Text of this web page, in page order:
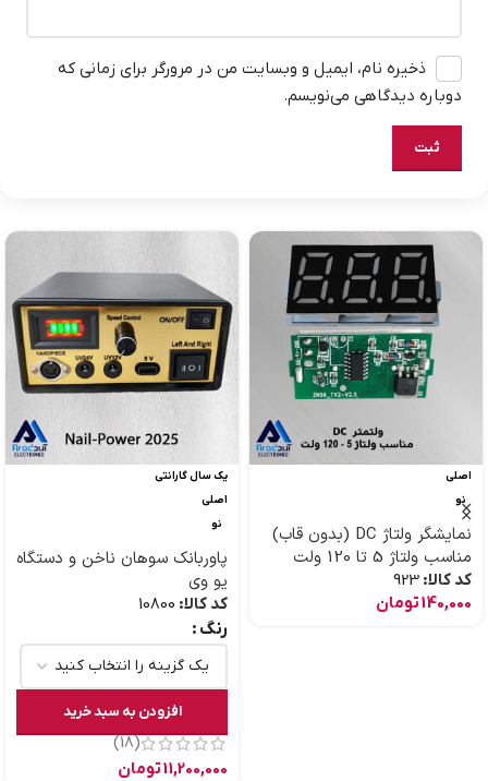
ذخیره نام، ایمیل و وبسایت من در مرورگر برای زمانی که
دوباره دیدگاهی می‌نویسم.
اصلی
نو
نمایشگر ولتاژ DC (بدون قاب)
مناسب ولتاژ 5 تا 120 ولت
کد کالا: 923
140,000تومان
یک سال گارانتی
اصلی
نو
پاوربانک سوهان ناخن و دستگاه
یو وی
کد کالا: 10800
رنگ
افزودن به سبد خرید
(18)
11,200,000تومان